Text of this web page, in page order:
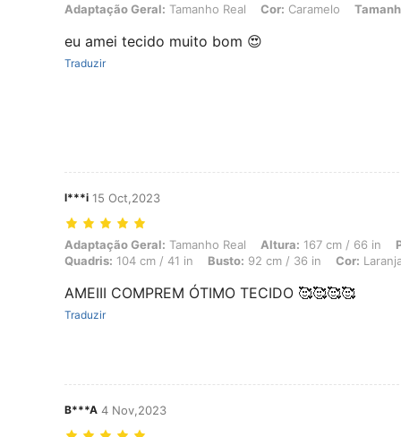
Adaptação Geral: Tamanho Real, Cor: Caramelo, Tamanho: G
Adaptação Geral: Tamanho Real Cor: Caramelo
eu amei tecido muito bom 😍
Traduzir
l***i 15 Oct,2023
Adaptação Geral: Tamanho Real, Altura: 167 cm / 66 in, Peso: 63
Adaptação Geral: Tamanho Real Altura: 167 cm / 66 in
Quadris: 104 cm / 41 in Busto: 92 cm / 36 in Cor:
AMEIII COMPREM ÓTIMO TECIDO 🥰🥰🥰🥰
Traduzir
B***A 4 Nov,2023